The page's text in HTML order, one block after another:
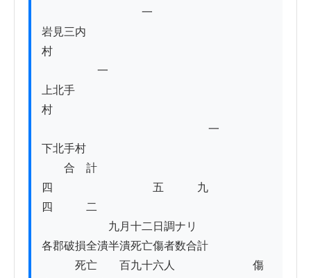
一
岩見三内
村
一
上北手
村
一
下北手村
合　計
四　　　　　　　　　五　　　九
四　　　二
九月十二日調ナリ
各郡破損全潰半潰死亡傷者数合計
死亡　　百九十六人　　　　　　　傷